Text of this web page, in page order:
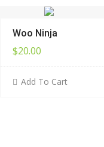
Woo Ninja
$20.00
Add To Cart